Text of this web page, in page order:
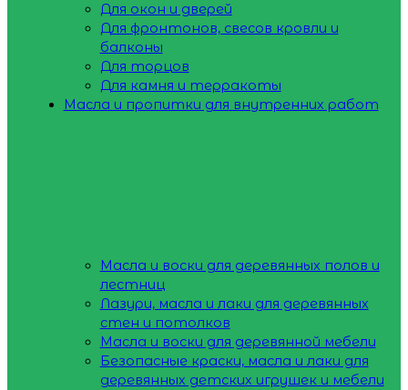
Для окон и дверей
Для фронтонов, свесов кровли и
балконы
Для торцов
Для камня и терракоты
Масла и пропитки для внутренних работ
Масла и воски для деревянных полов и
лестниц
Лазури, масла и лаки для деревянных
стен и потолков
Масла и воски для деревянной мебели
Безопасные краски, масла и лаки для
деревянных детских игрушек и мебели